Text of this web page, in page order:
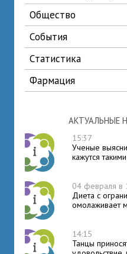
общество
события
статистика
фармация
АКТУАЛЬНЫЕ
15:37
Ученые
кажутся
04 февраля в
Диета с
омолаживает
14:15
Танцы